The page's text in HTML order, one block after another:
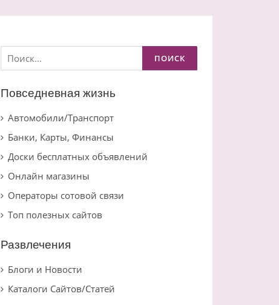
Найти:
Повседневная жизнь
Автомобили/Транспорт
Банки, Карты, Финансы
Доски бесплатных объявлений
Онлайн магазины
Операторы сотовой связи
Топ полезных сайтов
Развлечения
Блоги и Новости
Каталоги Сайтов/Статей